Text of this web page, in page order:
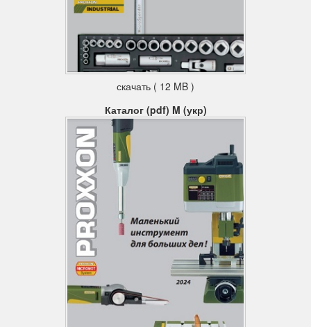
скачать ( 12 MB )
Каталог (pdf) M (укр)